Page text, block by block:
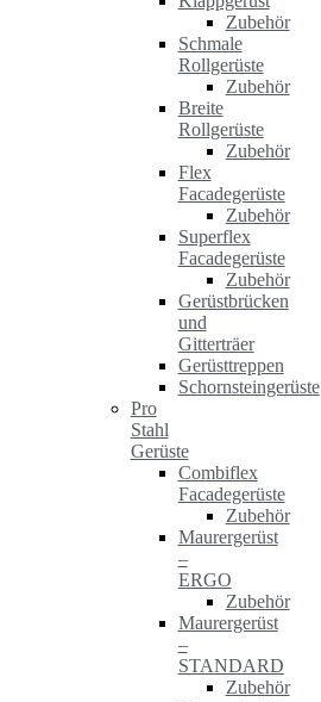
Zubehör
Schmale
Rollgerüste
Zubehör
Breite
Rollgerüste
Zubehör
Flex
Facadegerüste
Zubehör
Superflex
Facadegerüste
Zubehör
Gerüstbrücken
und
Gitterträer
Gerüsttreppen
Schornsteingerüste
Pro
Stahl
Gerüste
Combiflex
Facadegerüste
Zubehör
Maurergerüst
–
ERGO
Zubehör
Maurergerüst
–
STANDARD
Zubehör